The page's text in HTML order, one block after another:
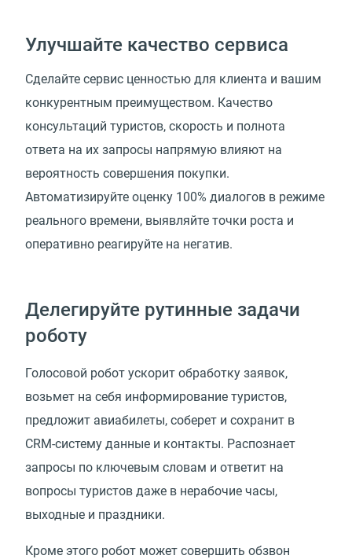
Улучшайте качество сервиса
Сделайте сервис ценностью для клиента и вашим
конкурентным преимуществом. Качество
консультаций туристов, скорость и полнота
ответа на их запросы напрямую влияют на
вероятность совершения покупки.
Автоматизируйте оценку 100% диалогов в режиме
реального времени, выявляйте точки роста и
оперативно реагируйте на негатив.
Делегируйте рутинные задачи
роботу
Голосовой робот ускорит обработку заявок,
возьмет на себя информирование туристов,
предложит авиабилеты, соберет и сохранит в
CRM-систему данные и контакты. Распознает
запросы по ключевым словам и ответит на
вопросы туристов даже в нерабочие часы,
выходные и праздники.
Кроме этого робот может совершить обзвон